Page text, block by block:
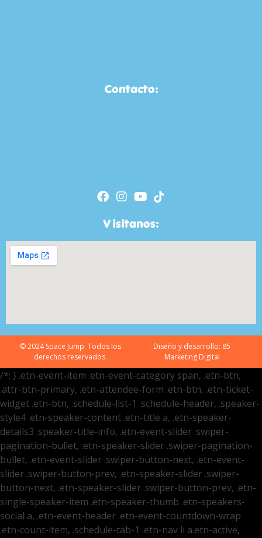
Contacto:
Visitanos:
© 2024 Space Jump. Todos los
derechos reservados.
Diseño y desarrollo: 85
Marketing Digital
/*; } .etn-event-item .etn-event-category span, .etn-btn,
.attr-btn-primary, .etn-attendee-form .etn-btn, .etn-ticket-
widget .etn-btn, .schedule-list-1 .schedule-header, .speaker-
style4 .etn-speaker-content .etn-title a, .etn-speaker-
details3 .speaker-title-info, .etn-event-slider .swiper-
pagination-bullet, .etn-speaker-slider .swiper-pagination-
bullet, .etn-event-slider .swiper-button-next, .etn-event-
slider .swiper-button-prev, .etn-speaker-slider .swiper-
button-next, .etn-speaker-slider .swiper-button-prev, .etn-
single-speaker-item .etn-speaker-thumb .etn-speakers-
social a, .etn-event-header .etn-event-countdown-wrap
.etn-count-item, .schedule-tab-1 .etn-nav li a.etn-active,